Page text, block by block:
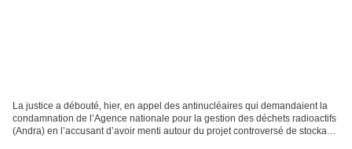
La justice a débouté, hier, en appel des antinucléaires qui demandaient la
condamnation de l’Agence nationale pour la gestion des déchets radioactifs
(Andra) en l’accusant d’avoir menti autour du projet controversé de stockage